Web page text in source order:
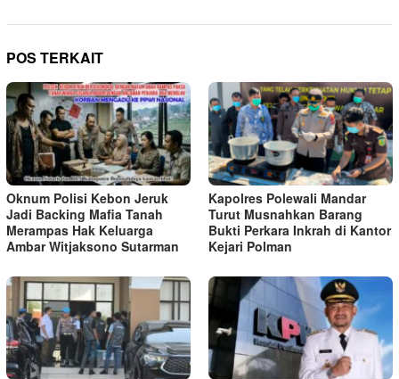
POS TERKAIT
Oknum Polisi Kebon Jeruk
Jadi Backing Mafia Tanah
Merampas Hak Keluarga
Ambar Witjaksono Sutarman
Kapolres Polewali Mandar
Turut Musnahkan Barang
Bukti Perkara Inkrah di Kantor
Kejari Polman